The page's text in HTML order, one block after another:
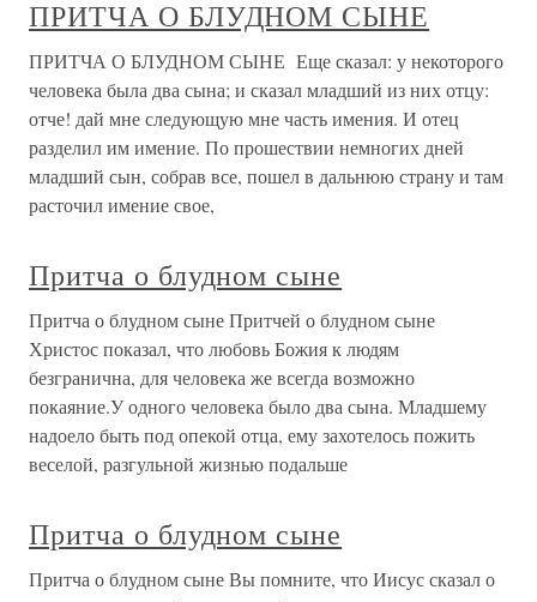
ПРИТЧА О БЛУДНОМ СЫНЕ
ПРИТЧА О БЛУДНОМ СЫНЕ Еще сказал: у некоторого
человека была два сына; и сказал младший из них отцу:
отче! дай мне следующую мне часть имения. И отец
разделил им имение. По прошествии немногих дней
младший сын, собрав все, пошел в дальнюю страну и там
расточил имение свое,
Притча о блудном сыне
Притча о блудном сыне Притчей о блудном сыне
Христос показал, что любовь Божия к людям
безгранична, для человека же всегда возможно
покаяние.У одного человека было два сына. Младшему
надоело быть под опекой отца, ему захотелось пожить
веселой, разгульной жизнью подальше
Притча о блудном сыне
Притча о блудном сыне Вы помните, что Иисус сказал о